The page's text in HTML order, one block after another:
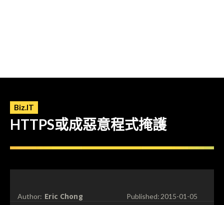
Biz.IT
HTTPS或成惡意程式掩護
Author: Eric Chong Published:2015-01-05